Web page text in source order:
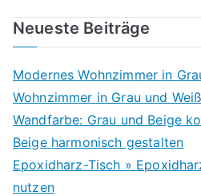
Neueste Beiträge
Modernes Wohnzimmer in
Wohnzimmer in Grau und Weiß
Wandfarbe: Grau und Beige
Beige harmonisch gestalten
Epoxidharz-Tisch »
nutzen